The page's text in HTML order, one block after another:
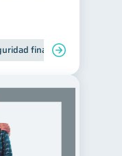
financiera